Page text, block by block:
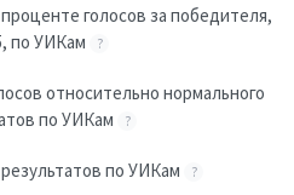
голосов за победителя,
по УИКам
?
относительно нормального
по УИКам
?
по УИКам ?